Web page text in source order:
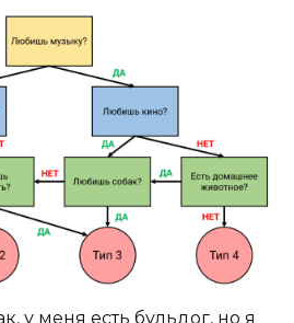
у меня есть бульдог, но я